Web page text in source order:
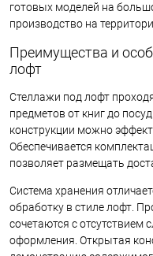
готовых моделей на
производство на
Преимущества и
лофт
Стеллажи под лофт
предметов от книг до
конструкции можно
Обеспечивается
позволяет размещать
Система хранения
обработку в стиле лофт.
сочетаются с отсутствием
оформления. Открытая